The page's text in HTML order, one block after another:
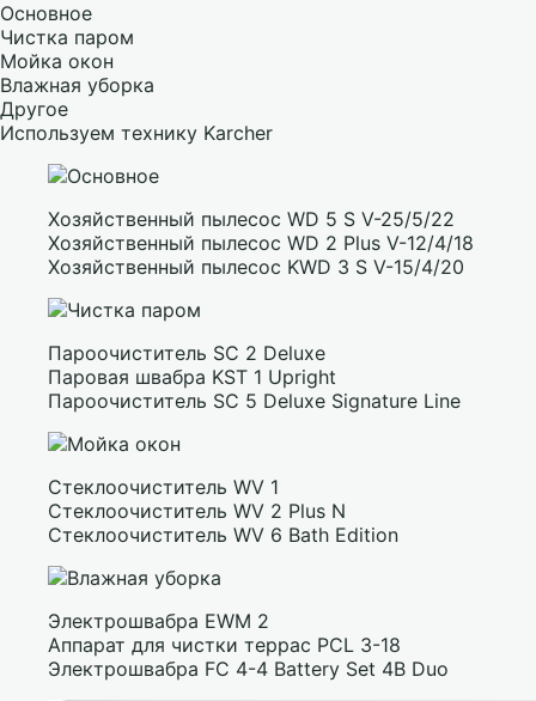
Основное
Чистка паром
Мойка окон
Влажная уборка
Другое
Используем технику Karcher
Хозяйственный пылесос WD 5 S V-25/5/22
Хозяйственный пылесос WD 2 Plus V-12/4/18
Хозяйственный пылесос KWD 3 S V-15/4/20
Пароочиститель SC 2 Deluxe
Паровая швабра KST 1 Upright
Пароочиститель SC 5 Deluxe Signature Line
Стеклоочиститель WV 1
Стеклоочиститель WV 2 Plus N
Стеклоочиститель WV 6 Bath Edition
Электрошвабра EWM 2
Аппарат для чистки террас PCL 3-18
Электрошвабра FC 4-4 Battery Set 4B Duo